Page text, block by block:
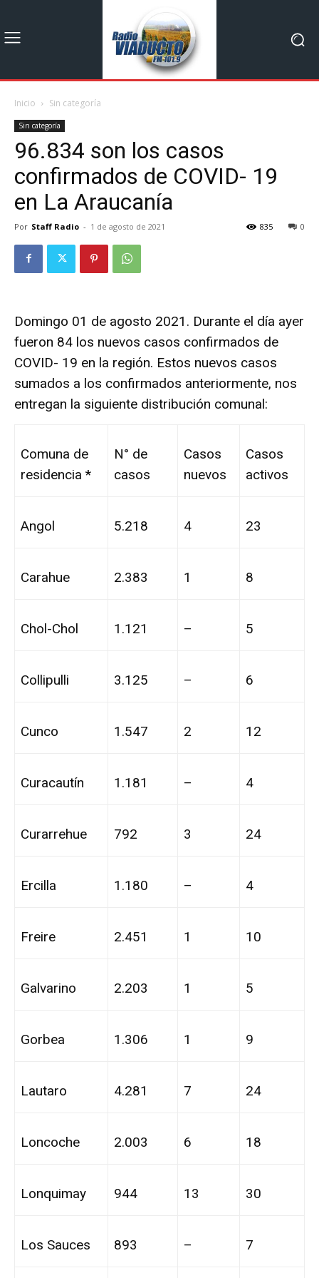
Inicio Sin categoría
Sin categoría
96.834 son los casos
confirmados de COVID- 19
en La Araucanía
Por Staff Radio - 1 de agosto de 2021 0
835
Domingo 01 de agosto 2021. Durante el día ayer
fueron 84 los nuevos casos confirmados de
COVID- 19 en la región. Estos nuevos casos
sumados a los confirmados anteriormente, nos
entregan la siguiente distribución comunal:
Comuna de
residencia *
N° de
casos
Casos
nuevos
Casos
activos
Angol 5.218 4 23
Carahue 2.383 1 8
Chol-Chol 1.121 – 5
Collipulli 3.125 – 6
Cunco 1.547 2 12
Curacautín 1.181 – 4
Curarrehue 792 3 24
Ercilla 1.180 – 4
Freire 2.451 1 10
Galvarino 2.203 1 5
Gorbea 1.306 1 9
Lautaro 4.281 7 24
Loncoche 2.003 6 18
Lonquimay 944 13 30
Los Sauces 893 – 7